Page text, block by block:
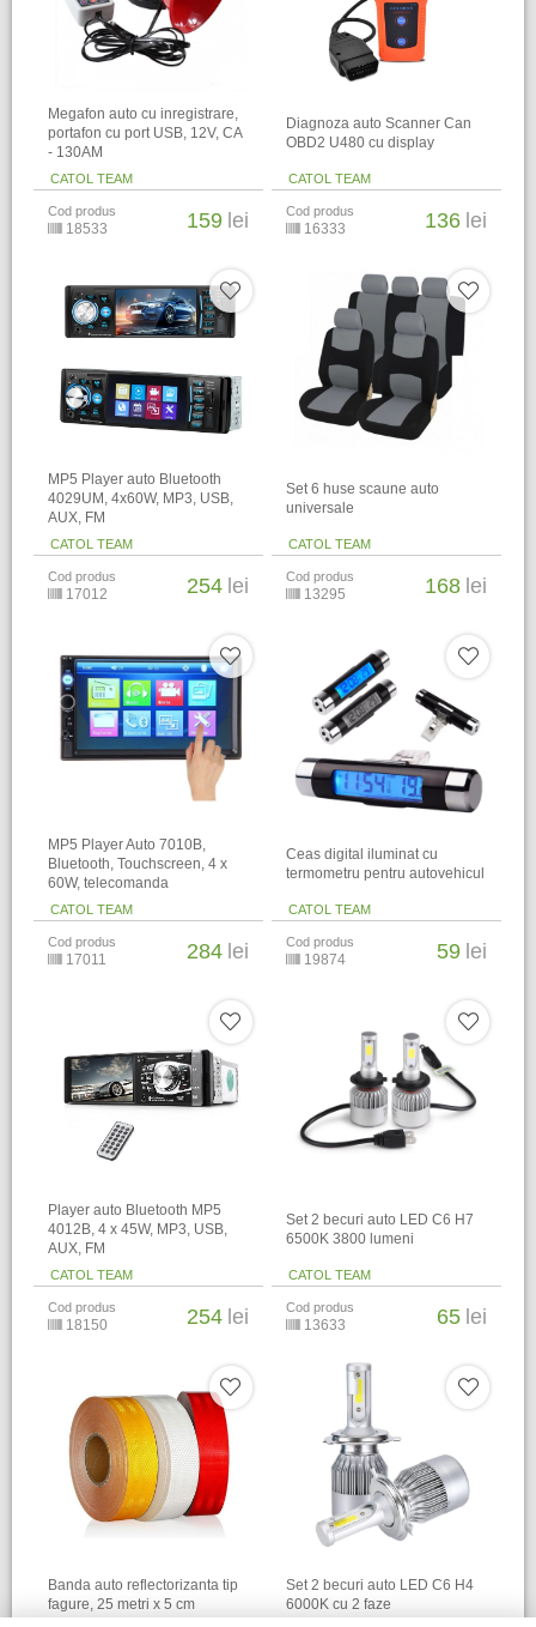
Megafon auto cu inregistrare,
portafon cu port USB, 12V, CA
- 130AM
CATOL TEAM
Cod produs
18533 159 lei
Diagnoza auto Scanner Can
OBD2 U480 cu display
CATOL TEAM
Cod produs
16333 136 lei
MP5 Player auto Bluetooth
4029UM, 4x60W, MP3, USB,
AUX, FM
CATOL TEAM
Cod produs
17012 254 lei
Set 6 huse scaune auto
universale
CATOL TEAM
Cod produs
13295 168 lei
MP5 Player Auto 7010B,
Bluetooth, Touchscreen, 4 x
60W, telecomanda
CATOL TEAM
Cod produs
17011 284 lei
Ceas digital iluminat cu
termometru pentru autovehicul
CATOL TEAM
Cod produs
19874 59 lei
Player auto Bluetooth MP5
4012B, 4 x 45W, MP3, USB,
AUX, FM
CATOL TEAM
Cod produs
18150 254 lei
Set 2 becuri auto LED C6 H7
6500K 3800 lumeni
CATOL TEAM
Cod produs
13633 65 lei
Banda auto reflectorizanta tip
fagure, 25 metri x 5 cm
Set 2 becuri auto LED C6 H4
6000K cu 2 faze